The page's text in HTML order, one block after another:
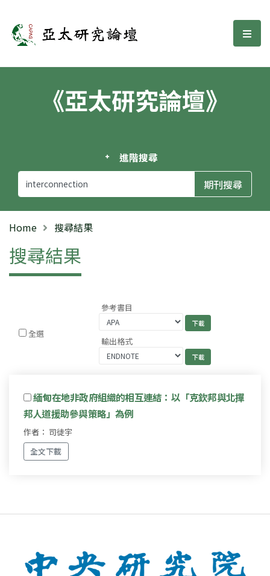
亞太研究論壇 選
《亞太研究論壇》
進階搜尋
Home 搜尋結果
搜尋結果
全選
參考書目
輸出格式
緬甸在地非政府組織的相互連結：以「克欽邦與北撣
邦人道援助參與策略」為例
作者： 司徒宇
全文下載